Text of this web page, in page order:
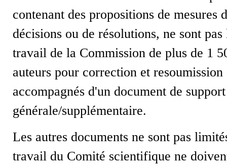
contenant des propositions de
décisions ou de résolutions, ne sont
travail de la Commission de plus de 1
auteurs pour correction et
accompagnés d'un document de
générale/supplémentaire.
Les autres documents ne sont pas
travail du Comité scientifique ne